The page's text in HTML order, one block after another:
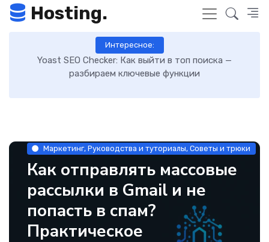
Hosting.
Интересное:
Как включить GZIP-сжатие в WordPress и ускорить
загрузку сайта: пошаговая инструкция
Маркетинг, Руководства и туториалы, Советы и трюки
Как отправлять массовые
рассылки в Gmail и не
попасть в спам?
Практическое